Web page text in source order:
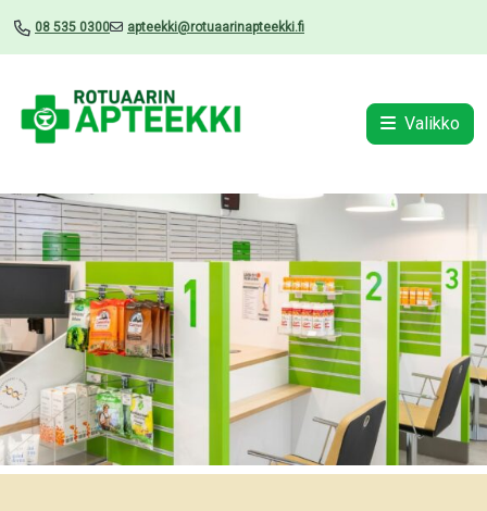
08 535 0300 apteekki@rotuaarinapteekki.fi
Valikko